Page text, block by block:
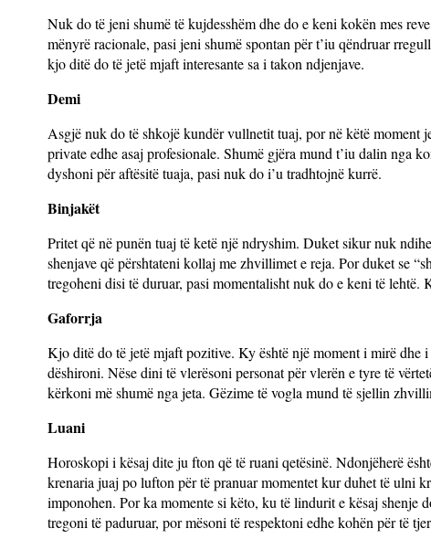
Nuk do të jeni shumë të kujdesshëm dhe do e keni kokën mes
mënyrë racionale, pasi jeni shumë spontan për t’iu qëndruar
kjo ditë do të jetë mjaft interesante sa i takon ndjenjave.
Demi
Asgjë nuk do të shkojë kundër vullnetit tuaj, por në këtë moment
private edhe asaj profesionale. Shumë gjëra mund t’iu dalin
dyshoni për aftësitë tuaja, pasi nuk do i’u tradhtojnë kurrë.
Binjakët
Pritet që në punën tuaj të ketë një ndryshim. Duket sikur nuk
shenjave që përshtateni kollaj me zhvillimet e reja. Por duket se
tregoheni disi të duruar, pasi momentalisht nuk do e keni të
Gaforrja
Kjo ditë do të jetë mjaft pozitive. Ky është një moment i mirë dhe
dëshironi. Nëse dini të vlerësoni personat për vlerën e tyre të
kërkoni më shumë nga jeta. Gëzime të vogla mund të sjellin
Luani
Horoskopi i kësaj dite ju fton që të ruani qetësinë. Ndonjëherë
krenaria juaj po lufton për të pranuar momentet kur duhet të ulni
imponohen. Por ka momente si këto, ku të lindurit e kësaj shenje
tregoni të paduruar, por mësoni të respektoni edhe kohën për të